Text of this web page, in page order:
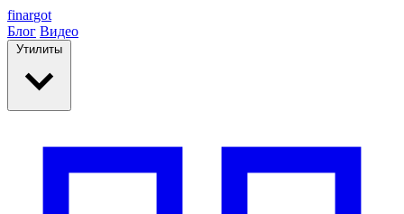
finargot
Блог Видео
Утилиты